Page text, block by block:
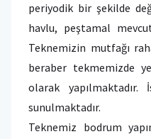
periyodik bir şekilde
havlu, peştamal
Teknemizin mutfağı
beraber tekmemizde
olarak
sunulmaktadır.
Teknemiz bodrum